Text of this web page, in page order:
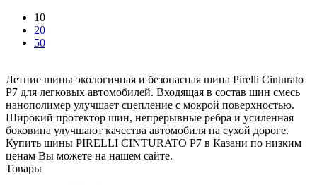
10
20
50
Летние шины экологичная и безопасная шина Pirelli Cinturato
P7 для легковых автомобилей. Входящая в состав шин смесь
нанополимер улучшает сцепление с мокрой поверхностью.
Широкий протектор шин, непрерывные ребра и усиленная
боковина улучшают качества автомобиля на сухой дороге.
Купить шины PIRELLI CINTURATO P7 в Казани по низким
ценам Вы можете на нашем сайте.
Товары